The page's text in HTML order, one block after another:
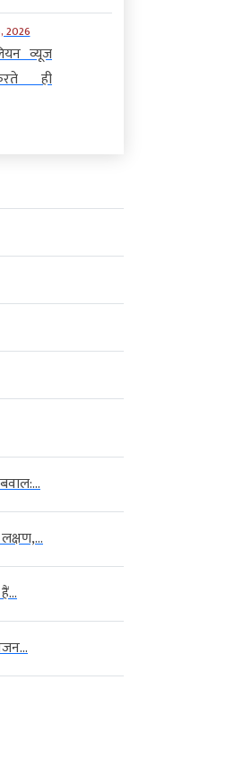
2026
व्यूज
ही